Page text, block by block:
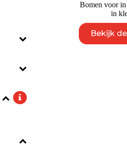
Bomen voor in
in
Bekijk